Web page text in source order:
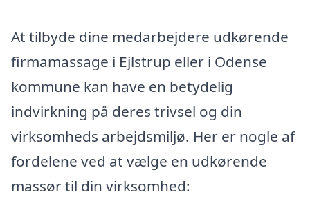
At tilbyde dine medarbejdere udkørende
firmamassage i Ejlstrup eller i Odense
kommune kan have en betydelig
indvirkning på deres trivsel og din
virksomheds arbejdsmiljø. Her er nogle af
fordelene ved at vælge en udkørende
massør til din virksomhed: